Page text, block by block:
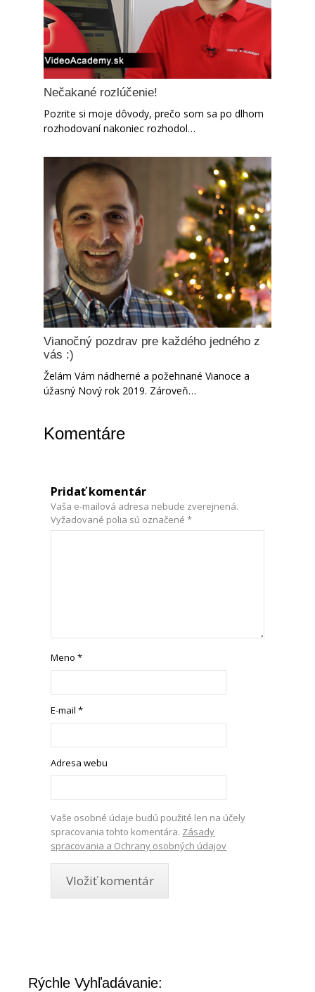
Nečakané rozlúčenie!
Pozrite si moje dôvody, prečo som sa po dlhom
rozhodovaní nakoniec rozhodol…
Vianočný pozdrav pre každého jedného z
vás :)
Želám Vám nádherné a požehnané Vianoce a
úžasný Nový rok 2019. Zároveň…
Komentáre
Pridať komentár
Vaša e-mailová adresa nebude zverejnená.
Vyžadované polia sú označené*
Meno*
E-mail*
Adresa webu
Vaše osobné údaje budú použité len na účely
spracovania tohto komentára. Zásady
spracovania a Ochrany osobných údajov
Rýchle Vyhľadávanie: